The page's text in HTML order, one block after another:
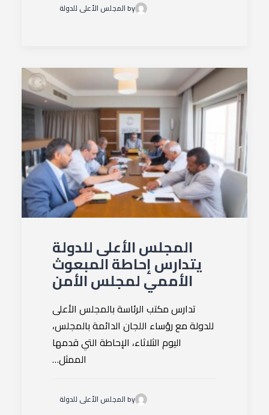
by المجلس الأعلى للدولة
المجلس الأعلى للدولة
يتدارس إحاطة المبعوث
الأممي لمجلس الأمن
تدارس مكتب الرئاسة بالمجلس الأعلى
للدولة مع رؤساء اللجان الدائمة بالمجلس،
اليوم الثلاثاء، الإحاطة التي قدمها
الممثل…
by المجلس الأعلى للدولة